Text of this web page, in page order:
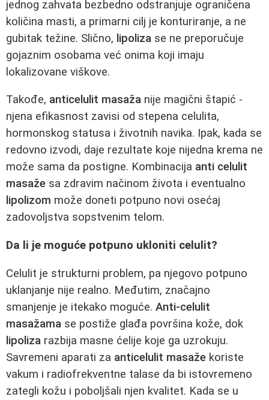
jednog zahvata bezbedno odstranjuje ograničena
količina masti, a primarni cilj je konturiranje, a ne
gubitak težine. Slično, lipoliza se ne preporučuje
gojaznim osobama već onima koji imaju
lokalizovane viškove.
Takođe, anticelulit masaža nije magični štapić -
njena efikasnost zavisi od stepena celulita,
hormonskog statusa i životnih navika. Ipak, kada se
redovno izvodi, daje rezultate koje nijedna krema ne
može sama da postigne. Kombinacija anti celulit
masaže sa zdravim načinom života i eventualno
lipolizom može doneti potpuno novi osećaj
zadovoljstva sopstvenim telom.
Da li je moguće potpuno ukloniti celulit?
Celulit je strukturni problem, pa njegovo potpuno
uklanjanje nije realno. Međutim, značajno
smanjenje je itekako moguće. Anti-celulit
masažama se postiže glađa površina kože, dok
lipoliza razbija masne ćelije koje ga uzrokuju.
Savremeni aparati za anticelulit masaže koriste
vakum i radiofrekventne talase da bi istovremeno
zategli kožu i poboljšali njen kvalitet. Kada se u